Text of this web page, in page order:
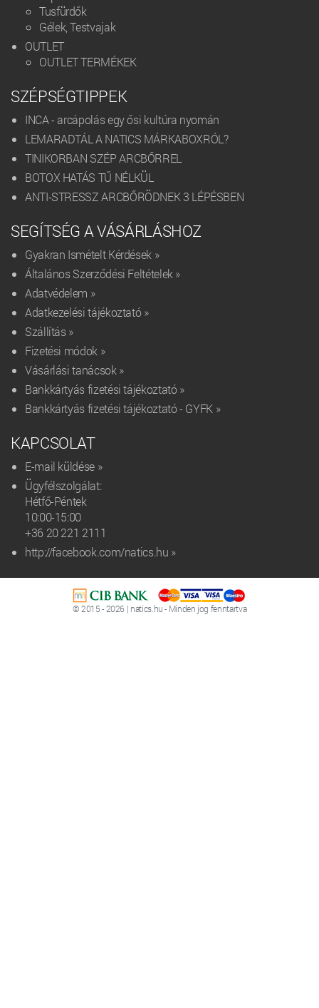
Tusfürdők
Gélek, Testvajak
OUTLET
OUTLET TERMÉKEK
SZÉPSÉGTIPPEK
INCA - arcápolás egy ősi kultúra nyomán
LEMARADTÁL A NATICS MÁRKABOXRÓL?
TINIKORBAN SZÉP ARCBŐRREL
BOTOX HATÁS TŰ NÉLKÜL
ANTI-STRESSZ ARCBŐRÖDNEK 3 LÉPÉSBEN
SEGÍTSÉG A VÁSÁRLÁSHOZ
Gyakran Ismételt Kérdések »
Általános Szerződési Feltételek »
Adatvédelem »
Adatkezelési tájékoztató »
Szállítás »
Fizetési módok »
Vásárlási tanácsok »
Bankkártyás fizetési tájékoztató »
Bankkártyás fizetési tájékoztató - GYFK »
KAPCSOLAT
E-mail küldése »
Ügyfélszolgálat:
Hétfő-Péntek
10:00-15:00
+36 20 221 2111‬
http://facebook.com/natics.hu »
© 2015 - 2026 | natics.hu - Minden jog fenntartva